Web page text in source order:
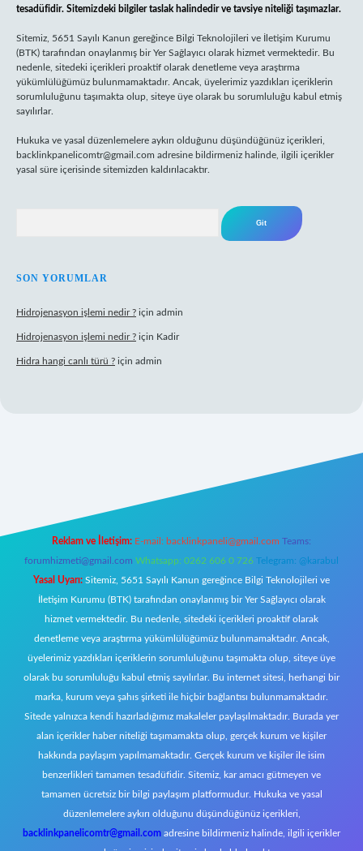
tesadüfidir. Sitemizdeki bilgiler taslak halindedir ve tavsiye niteliği taşımazlar.
Sitemiz, 5651 Sayılı Kanun gereğince Bilgi Teknolojileri ve İletişim Kurumu
(BTK) tarafından onaylanmış bir Yer Sağlayıcı olarak hizmet vermektedir. Bu
nedenle, sitedeki içerikleri proaktif olarak denetleme veya araştırma
yükümlülüğümüz bulunmamaktadır. Ancak, üyelerimiz yazdıkları içeriklerin
sorumluluğunu taşımakta olup, siteye üye olarak bu sorumluluğu kabul etmiş
sayılırlar.
Hukuka ve yasal düzenlemelere aykırı olduğunu düşündüğünüz içerikleri,
backlinkpanelicomtr@gmail.com adresine bildirmeniz halinde, ilgili içerikler
yasal süre içerisinde sitemizden kaldırılacaktır.
SON YORUMLAR
Hidrojenasyon işlemi nedir ? için admin
Hidrojenasyon işlemi nedir ? için Kadir
Hidra hangi canlı türü ? için admin
Reklam ve İletişim: E-mail: backlinkpaneli@gmail.com Teams:
forumhizmeti@gmail.com Whatsapp: 0262 606 0 726 Telegram: @karabul
Yasal Uyarı: Sitemiz, 5651 Sayılı Kanun gereğince Bilgi Teknolojileri ve
İletişim Kurumu (BTK) tarafından onaylanmış bir Yer Sağlayıcı olarak
hizmet vermektedir. Bu nedenle, sitedeki içerikleri proaktif olarak
denetleme veya araştırma yükümlülüğümüz bulunmamaktadır. Ancak,
üyelerimiz yazdıkları içeriklerin sorumluluğunu taşımakta olup, siteye üye
olarak bu sorumluluğu kabul etmiş sayılırlar. Bu internet sitesi, herhangi bir
marka, kurum veya şahıs şirketi ile hiçbir bağlantısı bulunmamaktadır.
Sitede yalnızca kendi hazırladığımız makaleler paylaşılmaktadır. Burada yer
alan içerikler haber niteliği taşımamakta olup, gerçek kurum ve kişiler
hakkında paylaşım yapılmamaktadır. Gerçek kurum ve kişiler ile isim
benzerlikleri tamamen tesadüfidir. Sitemiz, kar amacı gütmeyen ve
tamamen ücretsiz bir bilgi paylaşım platformudur. Hukuka ve yasal
düzenlemelere aykırı olduğunu düşündüğünüz içerikleri,
backlinkpanelicomtr@gmail.com adresine bildirmeniz halinde, ilgili içerikler